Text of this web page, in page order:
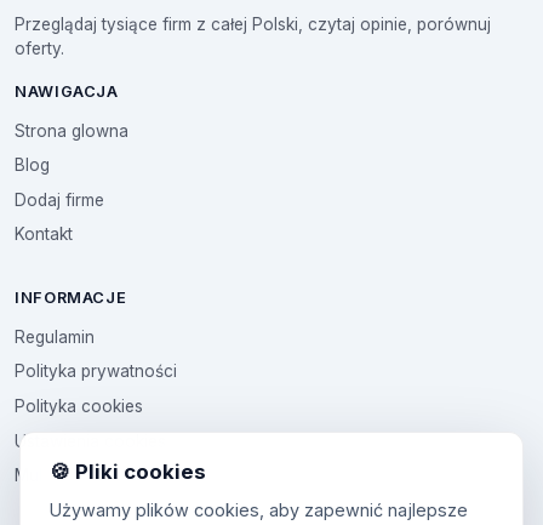
Przeglądaj tysiące firm z całej Polski, czytaj opinie, porównuj
oferty.
NAWIGACJA
Strona glowna
Blog
Dodaj firme
Kontakt
INFORMACJE
Regulamin
Polityka prywatności
Polityka cookies
Ustawienia cookies
Multikod🍪 Pliki cookies
Używamy plików cookies, aby zapewnić najlepsze